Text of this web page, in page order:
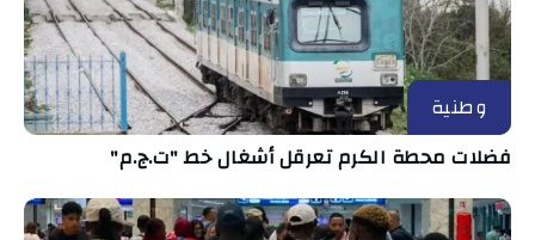
وطنية
فضلات محطة الكرم تعرقل أشغال خط "ت.ج.م"